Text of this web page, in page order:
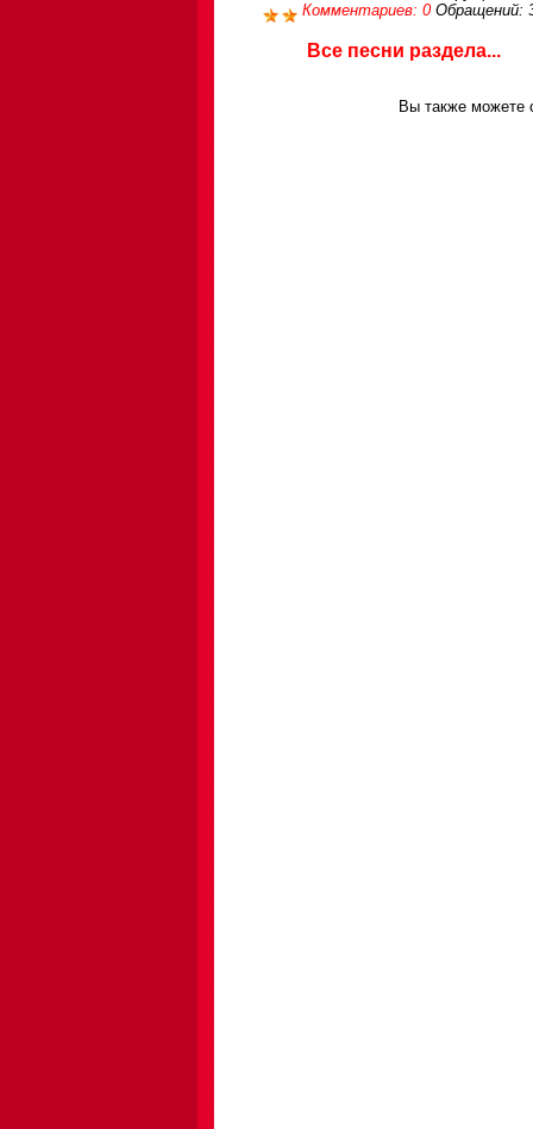
Комментариев: 0 Обращений:
Все песни раздела...
Вы также можете